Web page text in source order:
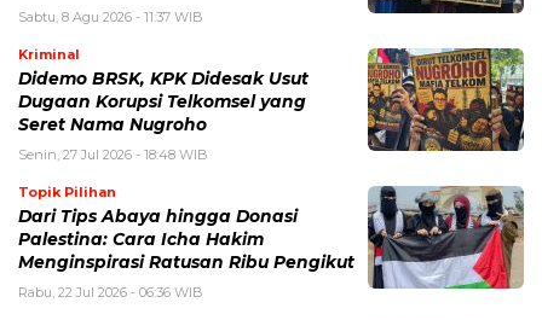
Sabtu, 8 Agu 2026 - 11:37 WIB
Kriminal
Didemo BRSK, KPK Didesak Usut
Dugaan Korupsi Telkomsel yang
Seret Nama Nugroho
Senin, 27 Jul 2026 - 18:48 WIB
Topik Pilihan
Dari Tips Abaya hingga Donasi
Palestina: Cara Icha Hakim
Menginspirasi Ratusan Ribu Pengikut
Rabu, 22 Jul 2026 - 06:36 WIB